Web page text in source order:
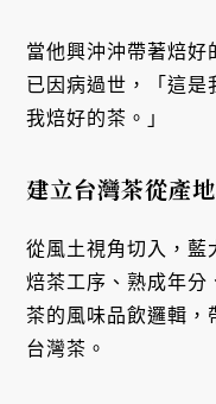
當他興沖沖帶著焙好
已因病過世，「這是
我焙好的茶。」
建立台灣茶從產
從風土視角切入，藍
焙茶工序、熟成年分
茶的風味品飲邏輯，
台灣茶。